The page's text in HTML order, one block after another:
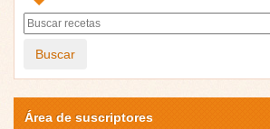
Buscar
Área de suscriptores